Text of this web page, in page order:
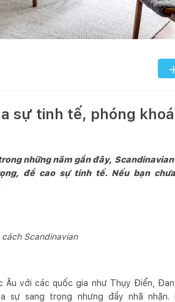
sự tinh tế, phóng
những năm gần đây,
đề cao sự tinh tế. Nếu bạn
Scandinavian
Âu với các quốc gia như Thụy Điển, Đan
sự sang trọng nhưng đầy nhã nhặn.